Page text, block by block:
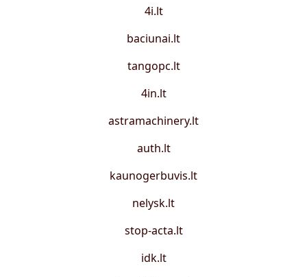
4i.lt
baciunai.lt
tangopc.lt
4in.lt
astramachinery.lt
auth.lt
kaunogerbuvis.lt
nelysk.lt
stop-acta.lt
idk.lt